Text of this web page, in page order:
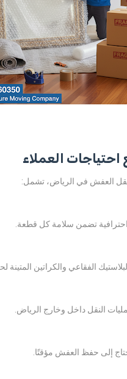
العملاء
العفش في الرياض، تشمل:
احترافية تضمن سلامة كل قطعة.
الفقاعي والكراتين المتينة
النقل داخل وخارج الرياض.
إلى حفظ العفش مؤقتًا.